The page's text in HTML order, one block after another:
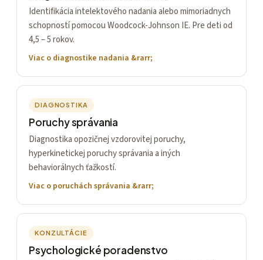
Identifikácia intelektového nadania alebo mimoriadnych
schopností pomocou Woodcock-Johnson IE. Pre deti od
4,5 – 5 rokov.
Viac o diagnostike nadania
DIAGNOSTIKA
Poruchy správania
Diagnostika opozičnej vzdorovitej poruchy,
hyperkinetickej poruchy správania a iných
behaviorálnych ťažkostí.
Viac o poruchách správania
KONZULTÁCIE
Psychologické poradenstvo